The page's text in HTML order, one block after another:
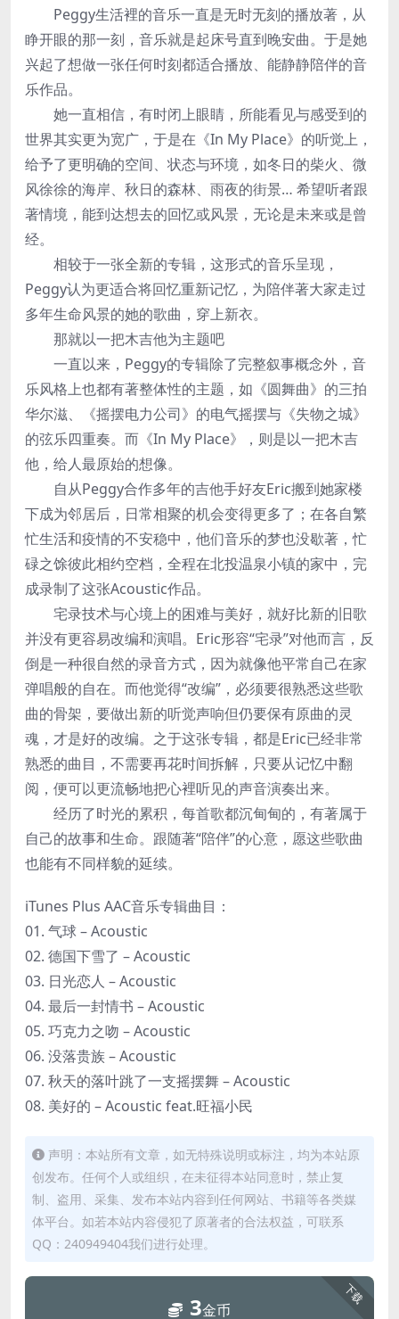
Peggy生活裡的音乐一直是无时无刻的播放著，从
睁开眼的那一刻，音乐就是起床号直到晚安曲。于是她
兴起了想做一张任何时刻都适合播放、能静静陪伴的音
乐作品。
她一直相信，有时闭上眼睛，所能看见与感受到的
世界其实更为宽广，于是在《In My Place》的听觉上，
给予了更明确的空间、状态与环境，如冬日的柴火、微
风徐徐的海岸、秋日的森林、雨夜的街景… 希望听者跟
著情境，能到达想去的回忆或风景，无论是未来或是曾
经。
相较于一张全新的专辑，这形式的音乐呈现，
Peggy认为更适合将回忆重新记忆，为陪伴著大家走过
多年生命风景的她的歌曲，穿上新衣。
那就以一把木吉他为主题吧
一直以来，Peggy的专辑除了完整叙事概念外，音
乐风格上也都有著整体性的主题，如《圆舞曲》的三拍
华尔滋、《摇摆电力公司》的电气摇摆与《失物之城》
的弦乐四重奏。而《In My Place》，则是以一把木吉
他，给人最原始的想像。
自从Peggy合作多年的吉他手好友Eric搬到她家楼
下成为邻居后，日常相聚的机会变得更多了；在各自繁
忙生活和疫情的不安稳中，他们音乐的梦也没歇著，忙
碌之馀彼此相约空档，全程在北投温泉小镇的家中，完
成录制了这张Acoustic作品。
宅录技术与心境上的困难与美好，就好比新的旧歌
并没有更容易改编和演唱。Eric形容“宅录”对他而言，反
倒是一种很自然的录音方式，因为就像他平常自己在家
弹唱般的自在。而他觉得“改编”，必须要很熟悉这些歌
曲的骨架，要做出新的听觉声响但仍要保有原曲的灵
魂，才是好的改编。之于这张专辑，都是Eric已经非常
熟悉的曲目，不需要再花时间拆解，只要从记忆中翻
阅，便可以更流畅地把心裡听见的声音演奏出来。
经历了时光的累积，每首歌都沉甸甸的，有著属于
自己的故事和生命。跟随著“陪伴”的心意，愿这些歌曲
也能有不同样貌的延续。
iTunes Plus AAC音乐专辑曲目：
01. 气球 – Acoustic
02. 德国下雪了 – Acoustic
03. 日光恋人 – Acoustic
04. 最后一封情书 – Acoustic
05. 巧克力之吻 – Acoustic
06. 没落贵族 – Acoustic
07. 秋天的落叶跳了一支摇摆舞 – Acoustic
08. 美好的 – Acoustic feat.旺福小民
声明：本站所有文章，如无特殊说明或标注，均为本站原
创发布。任何个人或组织，在未征得本站同意时，禁止复
制、盗用、采集、发布本站内容到任何网站、书籍等各类媒
体平台。如若本站内容侵犯了原著者的合法权益，可联系
QQ：240949404我们进行处理。
下载
3金币